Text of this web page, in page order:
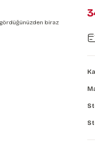
gördüğünüzden biraz